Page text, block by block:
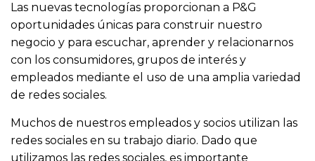
Las nuevas tecnologías proporcionan a P&G
oportunidades únicas para construir nuestro
negocio y para escuchar, aprender y relacionarnos
con los consumidores, grupos de interés y
empleados mediante el uso de una amplia variedad
de redes sociales.
Muchos de nuestros empleados y socios utilizan las
redes sociales en su trabajo diario. Dado que
utilizamos las redes sociales, es importante